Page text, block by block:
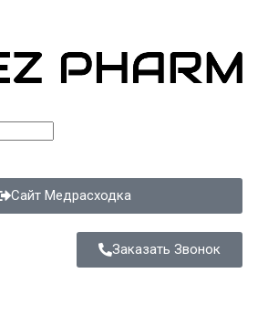
Сайт Медрасходка
Заказать Звонок